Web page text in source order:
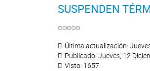
SUSPENDEN
Última actualización:
Publicado: Jueves, 12
Visto: 1657